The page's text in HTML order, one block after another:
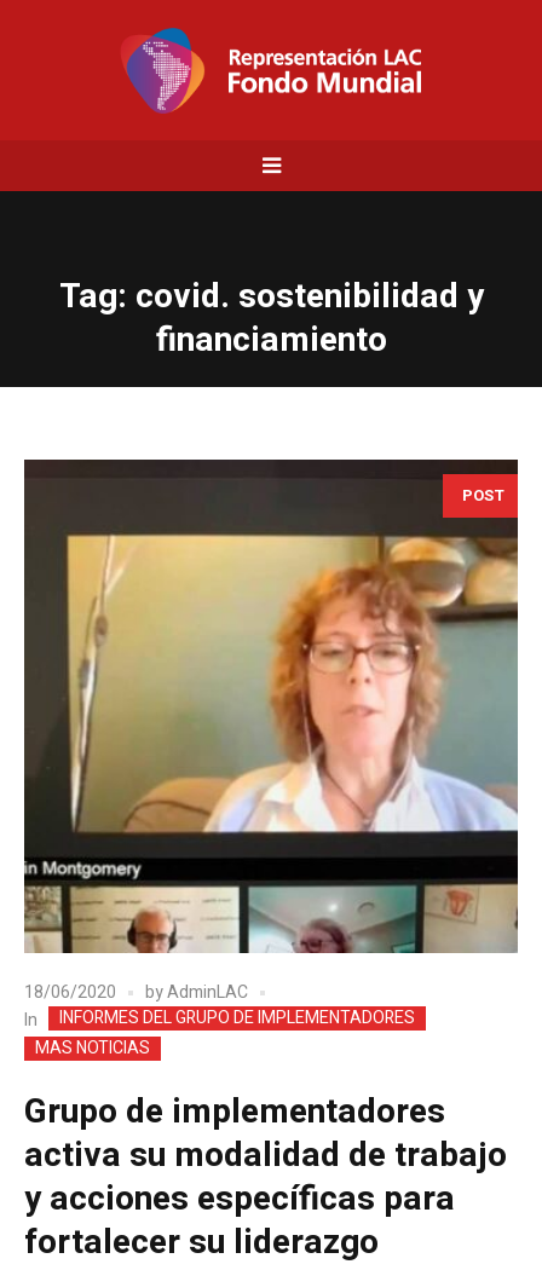
Tag: covid. sostenibilidad y
financiamiento
POST
18/06/2020 byAdminLAC
In
INFORMES DEL GRUPO DE IMPLEMENTADORES
MAS NOTICIAS
Grupo de implementadores
activa su modalidad de trabajo
y acciones específicas para
fortalecer su liderazgo